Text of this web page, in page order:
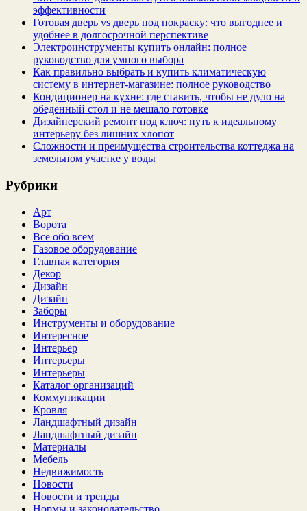
эффективности
Готовая дверь vs дверь под покраску: что выгоднее и
удобнее в долгосрочной перспективе
Электроинструменты купить онлайн: полное
руководство для умного выбора
Как правильно выбрать и купить климатическую
систему в интернет‑магазине: полное руководство
Кондиционер на кухне: где ставить, чтобы не дуло на
обеденный стол и не мешало готовке
Дизайнерский ремонт под ключ: путь к идеальному
интерьеру без лишних хлопот
Сложности и преимущества строительства коттеджа на
земельном участке у воды
Рубрики
Арт
Ворота
Все обо всем
Газовое оборудование
Главная категория
Декор
Дизайн
Дизайн
Заборы
Инструменты и оборудование
Интересное
Интерьер
Интерьеры
Интерьеры
Каталог организаций
Коммуникации
Кровля
Ландшафтный дизайн
Ландшафтный дизайн
Материалы
Мебель
Недвижимость
Новости
Новости и тренды
Нормы и законодательство